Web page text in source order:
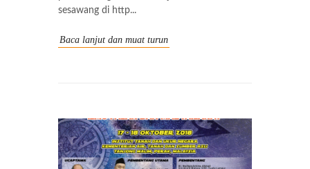
sesawang di http...
Baca lanjut dan muat turun